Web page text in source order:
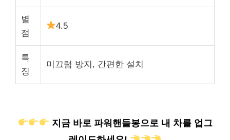
별
점
4.5
특
징
미끄럼 방지, 간편한 설치
지금 바로 파워핸들봉으로 내 차를 업그